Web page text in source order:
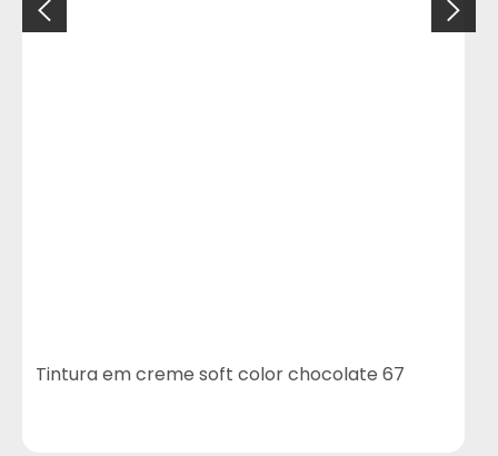
Tintura em creme soft color chocolate 67